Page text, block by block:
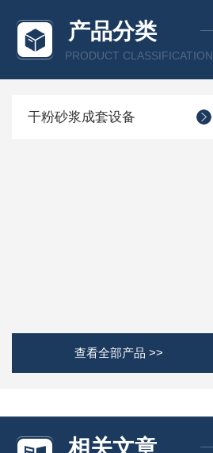
产品分类
PRODUCT CLASSIFICATION
干粉砂浆成套设备
查看全部产品 >>
相关文章